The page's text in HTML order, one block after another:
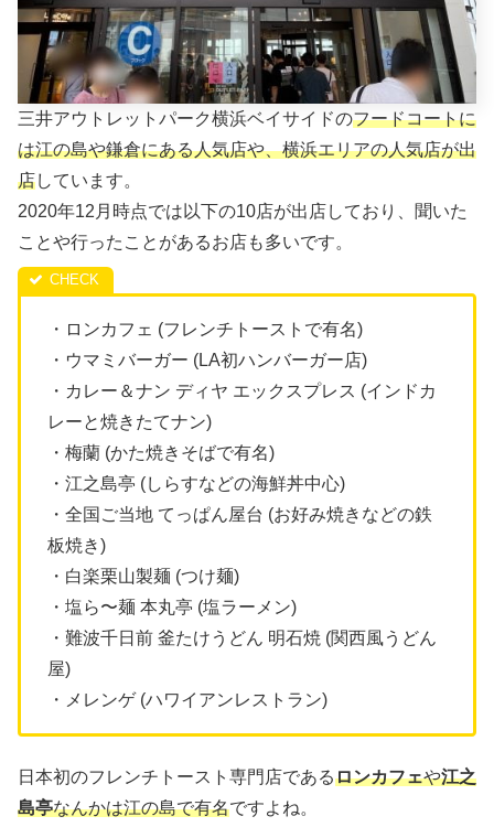
三井アウトレットパーク横浜ベイサイドのフードコートに
は江の島や鎌倉にある人気店や、横浜エリアの人気店が出
店しています。
2020年12月時点では以下の10店が出店しており、聞いた
ことや行ったことがあるお店も多いです。
・ロンカフェ (フレンチトーストで有名)
・ウマミバーガー (LA初ハンバーガー店)
・カレー＆ナン ディヤ エックスプレス (インドカ
レーと焼きたてナン)
・梅蘭 (かた焼きそばで有名)
・江之島亭 (しらすなどの海鮮丼中心)
・全国ご当地 てっぱん屋台 (お好み焼きなどの鉄
板焼き)
・白楽栗山製麺 (つけ麺)
・塩ら〜麺 本丸亭 (塩ラーメン)
・難波千日前 釜たけうどん 明石焼 (関西風うどん
屋)
・メレンゲ (ハワイアンレストラン)
日本初のフレンチトースト専門店であるロンカフェや江之
島亭なんかは江の島で有名ですよね。